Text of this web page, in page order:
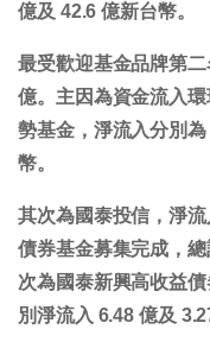
億及 42.6 億新台幣。
最受歡迎基金品牌第
億。主因為資金流入環
勢基金，淨流入分別
幣。
其次為國泰投信，淨
債券基金募集完成，
次為國泰新興高收益
別淨流入 6.48 億及